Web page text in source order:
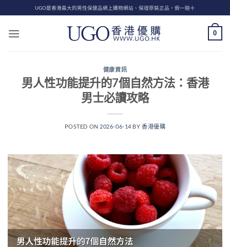
to
content
UGO是香港最大的男性保健品網上購物網站、保證原裝正品，假一賠十
0
健康資訊
男人性功能提升的7個自然方法：香港
男士必讀攻略
POSTED ON 2026-06-14 BY香港優購